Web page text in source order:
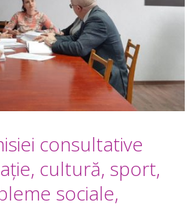
consultative
cultură, sport,
sociale,